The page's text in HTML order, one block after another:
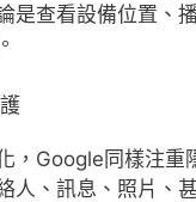
是查看設備位置、
，Google同樣注
人、訊息、照片、